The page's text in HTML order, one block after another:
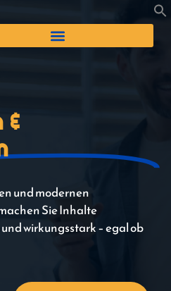
und modernen
Sie Inhalte
wirkungsstark – egal ob